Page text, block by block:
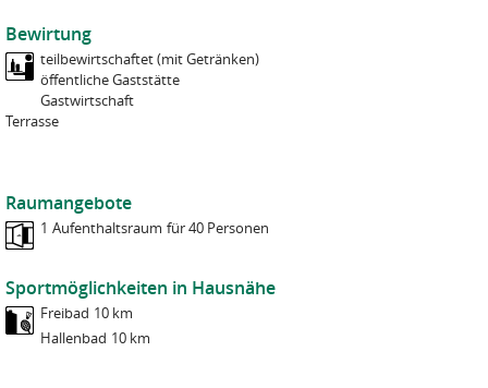
Datenverarbeitungssystemen der Bundesgeschäftsstelle der
NaturFreunde Deutschlands e.V. und des Naturfreunde-Verlags
Freizeit und Wandern GmbH gespeichert und für Bearbeitung Ihrer
Nachricht verarbeitet und genutzt werden. Nicht mehr benötigte
nicht an Außenstehende weitergegeben werden. Zugriff auf die
Daten haben nur Mitarbeiter*innen und Dienstleister der
Bundesgeschäftsstelle und des Verlages, die diese Daten für die
sich zur Verschwiegenheit verpflichtet haben.
Sie können jederzeit Auskunft über Ihre gespeicherten Daten
erhalten und eine Korrektur verlangen. Sie können jederzeit eine
g
e
*
Anreisedatum
T
Abreisedatum
Datenschutzhinweis
Bitte beachten Sie: Damit Ihr Anliegen bearbeitet werden kann,
jeweiligen Naturfreundehauses weiter. Weitere Informationen zur
Verarbeitung von Kontakt- und Anmeldeformularen finden Sie in
unsererDatenschutzerklärung Webseite
Bewirtung
teilbewirtschaftet (mit Getränken)
öffentliche Gaststätte
Gastwirtschaft
Terrasse
Raumangebote
1 Aufenthaltsraum für 40 Personen
Sportmöglichkeiten in Hausnähe
Freibad 10 km
Hallenbad 10 km